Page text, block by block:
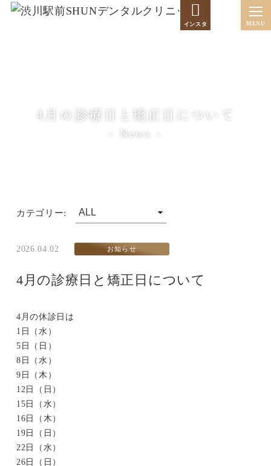
インスタ
4月の診療日と矯正日について
News
カテゴリー:
2026.04.02 お知らせ
4月の診療日と矯正日について
4月の休診日は
1日（水）
5日（日）
8日（水）
9日（木）
12日（日）
15日（水）
16日（木）
19日（日）
22日（水）
26日（日）